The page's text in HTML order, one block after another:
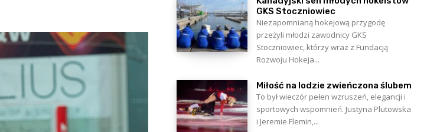
GKS Stoczniowiec
Niezapomnianą hokejową przygodę
przeżyli młodzi zawodnicy GKS
Stoczniowiec, którzy wraz z Fundacją
Rozwoju Hokeja...
Miłość na lodzie zwieńczona ślubem
To był wieczór pełen wzruszeń, elegancji i
sportowych wspomnień. Justyna Plutowska
i Jeremie Flemin,...